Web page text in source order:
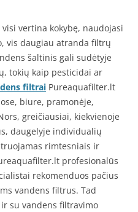
vertina kokybę, naudojasi
vis daugiau atranda filtrų
šaltinis gali sudėtyje
tokių kaip pesticidai ar
filtrai Pureaquafilter.lt
biure, pramonėje,
greičiausiai, kiekvienoje
daugelyje individualių
rimtesniais ir
profesionalūs
rekomenduos pačius
vandens filtrus. Tad
su vandens filtravimo